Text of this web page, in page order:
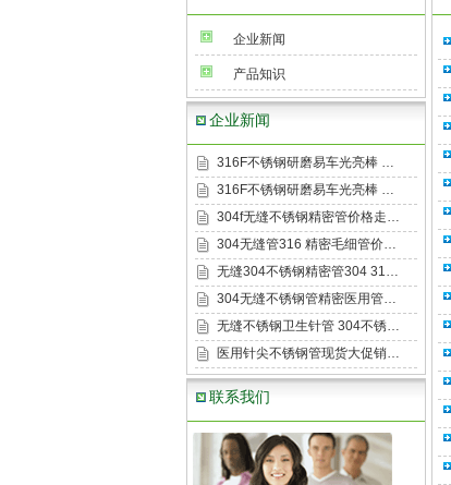
企业新闻
产品知识
企业新闻
316F不锈钢研磨易车光亮棒 …
316F不锈钢研磨易车光亮棒 …
304f无缝不锈钢精密管价格走…
304无缝管316 精密毛细管价…
无缝304不锈钢精密管304 31…
304无缝不锈钢管精密医用管…
无缝不锈钢卫生针管 304不锈…
医用针尖不锈钢管现货大促销…
联系我们